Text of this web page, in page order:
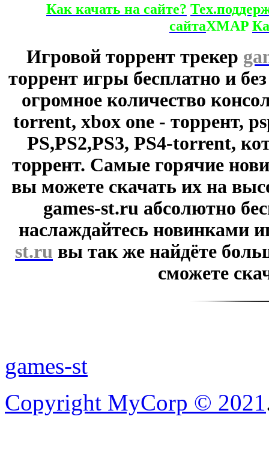
Как качать на сайте?
сайтаXMAP
Игровой торрент трекер
торрент игры бесплатно и
огромное количество
torrent, xbox one - торрент,
PS,PS2,PS3, PS4-torrent,
торрент. Самые горячие
вы можете скачать их на
games-st.ru абсолютно
наслаждайтесь новинками
st.ru вы так же найдёте
сможете
games-st
Copyright MyCorp © 2021